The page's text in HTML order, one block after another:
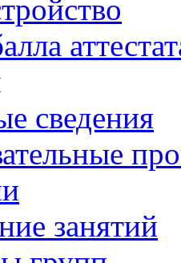
сведения
занятий